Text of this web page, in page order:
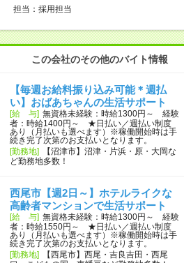
担当：採用担当
この会社のその他のバイト情報
【毎週お給料振り込み可能＊週払
い】おばあちゃんの生活サポート
[給 与] 無資格未経験：時給1300円～ 経験
者：時給1400円～ ★日払い／週払い制度
あり（月払いも選べます）※稼働開始時は手
続き完了次第のお支払いとなります。
[勤務地]
【沼津市】沼津・片浜・原・大岡な
ど勤務地多数！
西尾市【週2日～】ホテルライクな
高齢者マンションで生活サポート
[給 与] 無資格未経験：時給1300円～ 経験
者：時給1550円～ ★日払い／週払い制度
あり（月払いも選べます）※稼働開始時は手
続き完了次第のお支払いとなります。
[勤務地]
【西尾市】西尾・吉良吉田・西尾